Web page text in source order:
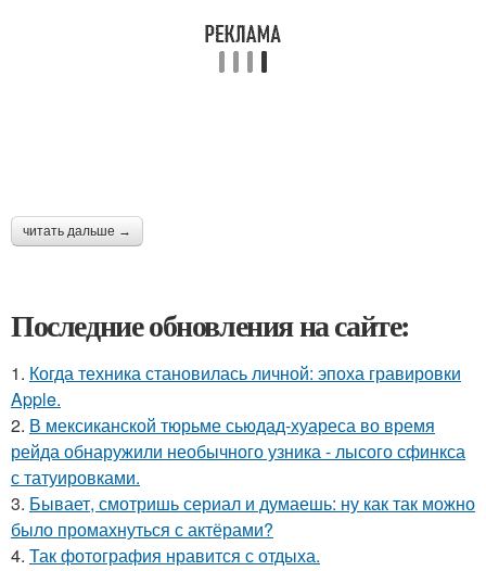
читать дальше →
Последние обновления на сайте:
1. Когда техника становилась личной: эпоха гравировки
Apple.
2. В мексиканской тюрьме сьюдад-хуареса во время
рейда обнаружили необычного узника - лысого сфинкса
с татуировками.
3. Бывает, смотришь сериал и думаешь: ну как так можно
было промахнуться с актёрами?
4. Так фотография нравится с отдыха.